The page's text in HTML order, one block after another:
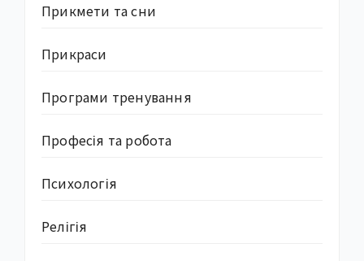
Прикмети та сни
Прикраси
Програми тренування
Професія та робота
Психологія
Релігія